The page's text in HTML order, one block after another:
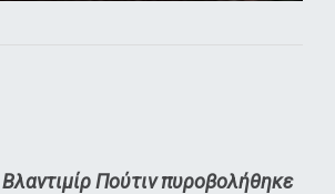
Πούτιν πυροβολήθηκε